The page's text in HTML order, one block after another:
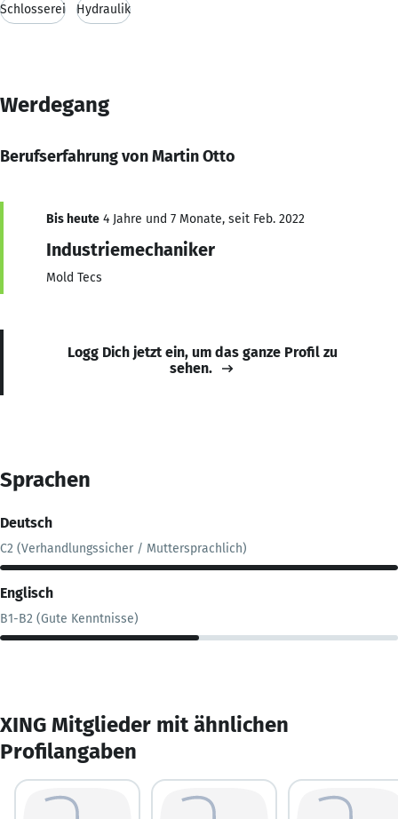
Schlosserei Hydraulik
Werdegang
Berufserfahrung von Martin Otto
Bis heute 4 Jahre und 7 Monate, seit Feb. 2022
Industriemechaniker
Mold Tecs
Logg Dich jetzt ein, um das ganze Profil zu
sehen.
Sprachen
Deutsch
C2 (Verhandlungssicher / Muttersprachlich)
Englisch
B1-B2 (Gute Kenntnisse)
XING Mitglieder mit ähnlichen
Profilangaben